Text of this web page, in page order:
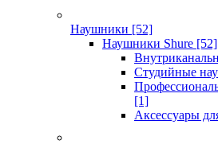
Наушники [52]
Наушники Shure [52]
Студийные
[1]
Аксессуары